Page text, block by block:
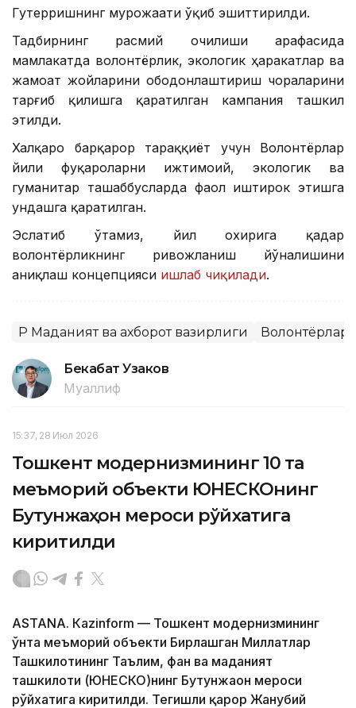
Гутерришнинг мурожаати ўқиб эшиттирилди.
Тадбирнинг расмий очилиши арафасида
мамлакатда волонтёрлик, экологик ҳаракатлар ва
жамоат жойларини ободонлаштириш чораларини
тарғиб қилишга қаратилган кампания ташкил
этилди.
Халқаро барқарор тараққиёт учун Волонтёрлар
йили фуқароларни ижтимоий, экологик ва
гуманитар ташаббусларда фаол иштирок этишга
ундашга қаратилган.
Эслатиб ўтамиз, йил охирига қадар
волонтёрликнинг ривожланиш йўналишини
аниқлаш концепцияси ишлаб чиқилади.
ҚР Маданият ва ахборот вазирлиги Волонтёрлар
Бекабат Узаков
Муаллиф
15:37, 28 Июл 2026
Тошкент модернизмининг 10 та
меъморий объекти ЮНEСКОнинг
Бутунжаҳон мероси рўйхатига
киритилди
ASTANА. Кazinform — Тошкент модернизмининг
ўнта меъморий объекти Бирлашган Миллатлар
Ташкилотининг Таълим, фан ва маданият
ташкилоти (ЮНEСКО)нинг Бутунжаҳон мероси
рўйхатига киритилди. Тегишли қарор Жанубий